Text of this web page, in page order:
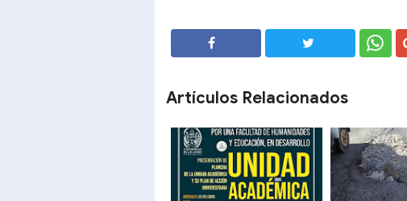
Artículos Relacionados